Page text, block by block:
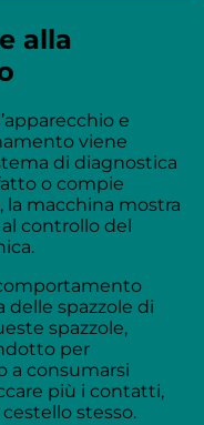
alla
e
viene
di diagnostica
o compie
macchina mostra
controllo del
delle spazzole di
spazzole,
per
a consumarsi
più i contatti,
stesso.